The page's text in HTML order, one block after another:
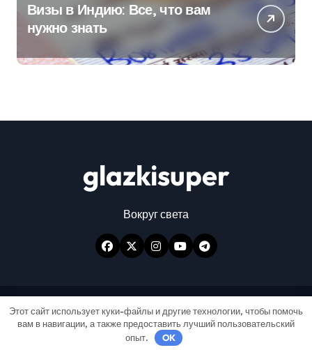
Визы в Индию: Все, что вам
нужно знать
glazkisuper
Вокруг света
Авторские права © Все права защищены|
NewspaperupотThemeansar.
Этот сайт использует куки-файлы и другие технологии, чтобы помочь
вам в навигации, а также предоставить лучший пользовательский
опыт.
OK